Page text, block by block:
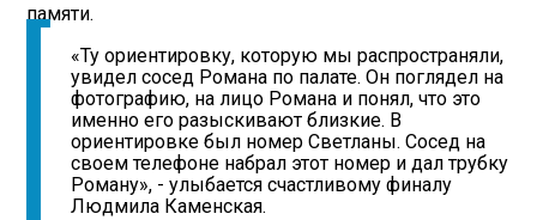
памяти.
«Ту ориентировку, которую мы распространяли,
увидел сосед Романа по палате. Он поглядел на
фотографию, на лицо Романа и понял, что это
именно его разыскивают близкие. В
ориентировке был номер Светланы. Сосед на
своем телефоне набрал этот номер и дал трубку
Роману», - улыбается счастливому финалу
Людмила Каменская.